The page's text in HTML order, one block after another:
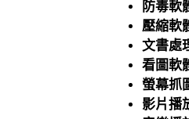
防毒軟
壓縮軟
文書處
看圖軟
螢幕抓
影片播